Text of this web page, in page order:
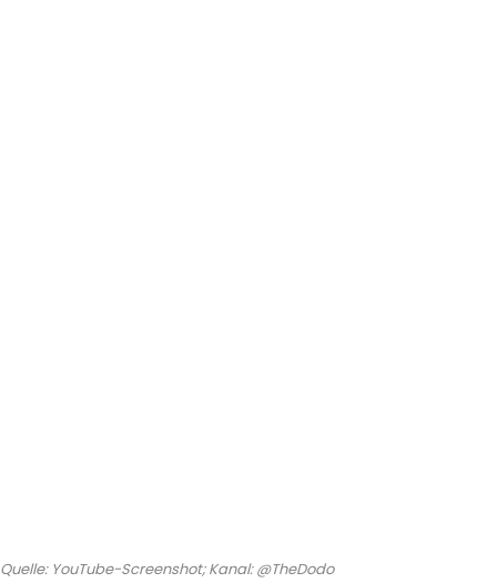
Quelle: YouTube-Screenshot; Kanal: @TheDodo